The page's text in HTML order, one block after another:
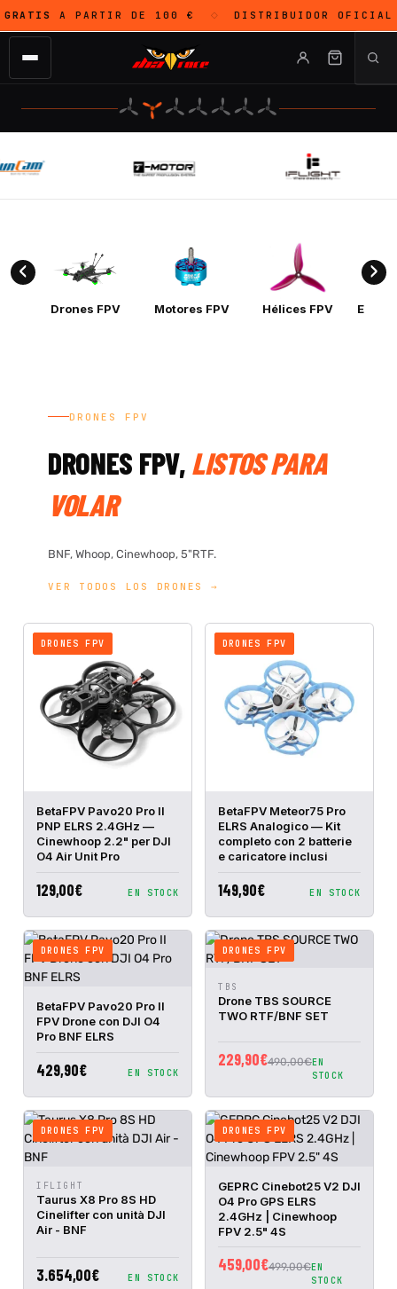
A PARTIR DE 100 € ◇ DISTRIBUIDOR OFICIALDJI
Drones FPV Motores FPV Hélices FPV
DRONES FPV
DRONES FPV,LISTOS PARA
VOLAR
BNF, Whoop, Cinewhoop, 5"RTF.
VER TODOS LOS DRONES →
DRONES FPV
ANTEPRIMA
RAPIDA
AGGIUNGI
AL
CARRELLO
BetaFPV Pavo20 Pro II
PNP ELRS 2.4GHz —
Cinewhoop 2.2" per DJI
O4 Air Unit Pro
129,00€ EN STOCK
DRONES FPV
ANTEPRIMA
RAPIDA
AGGIUNGI
CARRELLO
BetaFPV Meteor75 Pro
ELRS Analogico — Kit
completo con 2 batterie
e caricatore inclusi
149,90€ EN STOCK
DRONES FPV
ANTEPRIMA
RAPIDA
AGGIUNGI
AL
CARRELLO
BetaFPV Pavo20 Pro II
FPV Drone con DJI O4
Pro BNF ELRS
429,90€ EN STOCK
DRONES FPV
ANTEPRIMA
RAPIDA
AL
CARRELLO
TBS
Drone TBS SOURCE
TWO RTF/BNF SET
229,90€490,00€EN
STOCK
DRONES FPV
ANTEPRIMA
RAPIDA
AL
CARRELLO
IFLIGHT
Taurus X8 Pro 8S HD
Cinelifter con unità DJI
Air - BNF
3.654,00€ EN STOCK
DRONES FPV
ANTEPRIMA
RAPIDA
AGGIUNGI
AL
CARRELLO
GEPRC Cinebot25 V2 DJI
O4 Pro GPS ELRS
2.4GHz | Cinewhoop
FPV 2.5" 4S
459,00€499,00€EN
STOCK